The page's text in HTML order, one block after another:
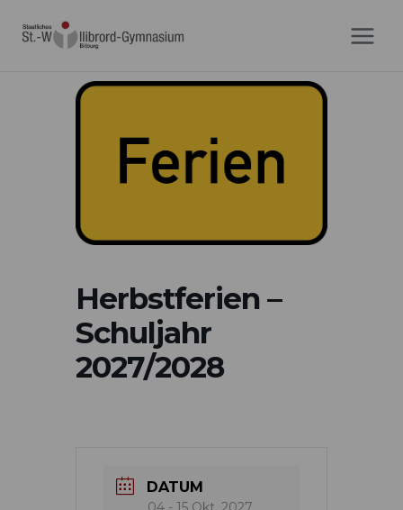
Inhalt
Herbstferien –
Schuljahr
2027/2028
DATUM